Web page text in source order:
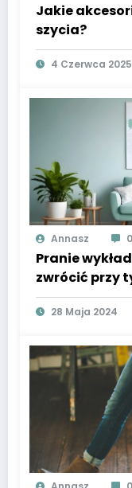
Jakie
szycia?
4 Czerwca 2025
Annasz 0
Pranie
zwrócić przy
28 Maja 2024